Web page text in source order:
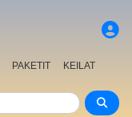
PAKETIT
KEILAT